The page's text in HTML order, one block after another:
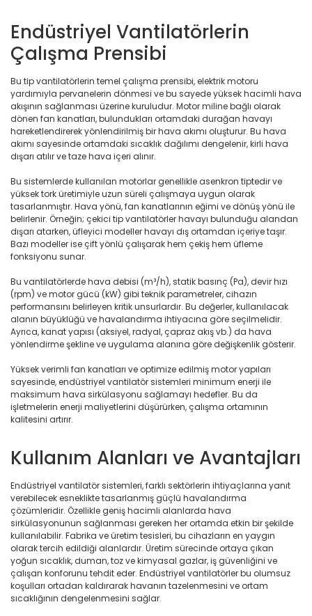
Endüstriyel Vantilatörlerin
Çalışma Prensibi
Bu tip vantilatörlerin temel çalışma prensibi, elektrik motoru
yardımıyla pervanelerin dönmesi ve bu sayede yüksek hacimli hava
akışının sağlanması üzerine kuruludur. Motor miline bağlı olarak
dönen fan kanatları, bulundukları ortamdaki durağan havayı
hareketlendirerek yönlendirilmiş bir hava akımı oluşturur. Bu hava
akımı sayesinde ortamdaki sıcaklık dağılımı dengelenir, kirli hava
dışarı atılır ve taze hava içeri alınır.
Bu sistemlerde kullanılan motorlar genellikle asenkron tiptedir ve
yüksek tork üretimiyle uzun süreli çalışmaya uygun olarak
tasarlanmıştır. Hava yönü, fan kanatlarının eğimi ve dönüş yönü ile
belirlenir. Örneğin; çekici tip vantilatörler havayı bulunduğu alandan
dışarı atarken, üfleyici modeller havayı dış ortamdan içeriye taşır.
Bazı modeller ise çift yönlü çalışarak hem çekiş hem üfleme
fonksiyonu sunar.
Bu vantilatörlerde hava debisi (m³/h), statik basınç (Pa), devir hızı
(rpm) ve motor gücü (kW) gibi teknik parametreler, cihazın
performansını belirleyen kritik unsurlardır. Bu değerler, kullanılacak
alanın büyüklüğü ve havalandırma ihtiyacına göre seçilmelidir.
Ayrıca, kanat yapısı (aksiyel, radyal, çapraz akış vb.) da hava
yönlendirme şekline ve uygulama alanına göre değişkenlik gösterir.
Yüksek verimli fan kanatları ve optimize edilmiş motor yapıları
sayesinde, endüstriyel vantilatör sistemleri minimum enerji ile
maksimum hava sirkülasyonu sağlamayı hedefler. Bu da
işletmelerin enerji maliyetlerini düşürürken, çalışma ortamının
kalitesini artırır.
Kullanım Alanları ve Avantajları
Endüstriyel vantilatör sistemleri, farklı sektörlerin ihtiyaçlarına yanıt
verebilecek esneklikte tasarlanmış güçlü havalandırma
çözümleridir. Özellikle geniş hacimli alanlarda hava
sirkülasyonunun sağlanması gereken her ortamda etkin bir şekilde
kullanılabilir. Fabrika ve üretim tesisleri, bu cihazların en yaygın
olarak tercih edildiği alanlardır. Üretim sürecinde ortaya çıkan
yoğun sıcaklık, duman, toz ve kimyasal gazlar, iş güvenliğini ve
çalışan konforunu tehdit eder. Endüstriyel vantilatörler bu olumsuz
koşulları ortadan kaldırarak havanın tazelenmesini ve ortam
sıcaklığının dengelenmesini sağlar.